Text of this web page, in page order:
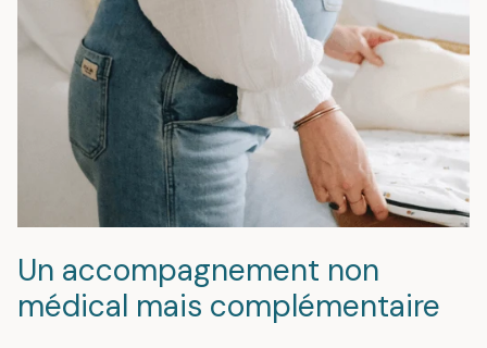
Un accompagnement non
médical mais complémentaire